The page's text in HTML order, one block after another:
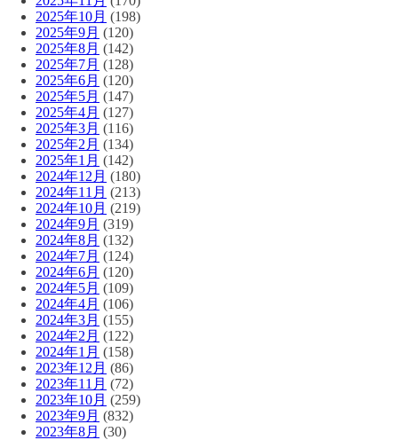
2025年10月 (198)
2025年9月 (120)
2025年8月 (142)
2025年7月 (128)
2025年6月 (120)
2025年5月 (147)
2025年4月 (127)
2025年3月 (116)
2025年2月 (134)
2025年1月 (142)
2024年12月 (180)
2024年11月 (213)
2024年10月 (219)
2024年9月 (319)
2024年8月 (132)
2024年7月 (124)
2024年6月 (120)
2024年5月 (109)
2024年4月 (106)
2024年3月 (155)
2024年2月 (122)
2024年1月 (158)
2023年12月 (86)
2023年11月 (72)
2023年10月 (259)
2023年9月 (832)
2023年8月 (30)